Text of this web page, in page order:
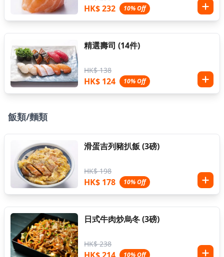
HK$ 232 10% Off
精選壽司 (14件)
HK$ 138
HK$ 124 10% Off
飯類/麵類
滑蛋吉列豬扒飯 (3磅)
HK$ 198
HK$ 178 10% Off
日式牛肉炒烏冬 (3磅)
HK$ 238
10% Off